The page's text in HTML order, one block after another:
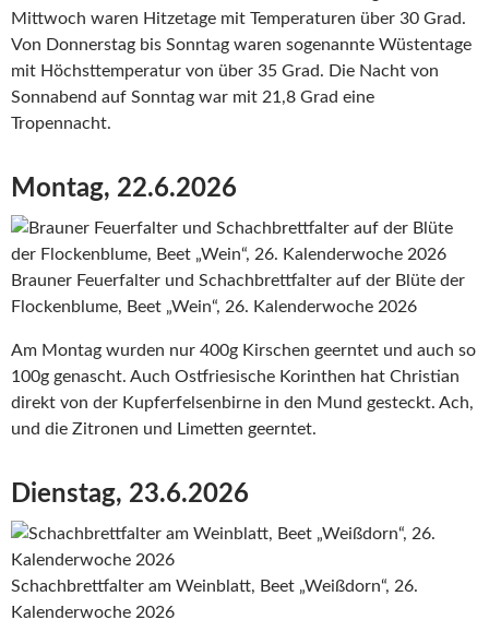
Mittwoch waren Hitzetage mit Temperaturen über 30 Grad.
Von Donnerstag bis Sonntag waren sogenannte Wüstentage
mit Höchsttemperatur von über 35 Grad. Die Nacht von
Sonnabend auf Sonntag war mit 21,8 Grad eine
Tropennacht.
Montag, 22.6.2026
Brauner Feuerfalter und Schachbrettfalter auf der Blüte der
Flockenblume, Beet „Wein“, 26. Kalenderwoche 2026
Am Montag wurden nur 400g Kirschen geerntet und auch so
100g genascht. Auch Ostfriesische Korinthen hat Christian
direkt von der Kupferfelsenbirne in den Mund gesteckt. Ach,
und die Zitronen und Limetten geerntet.
Dienstag, 23.6.2026
Schachbrettfalter am Weinblatt, Beet „Weißdorn“, 26.
Kalenderwoche 2026